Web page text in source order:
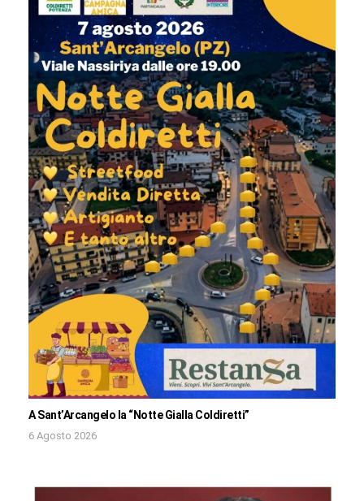
A Sant’Arcangelo la “Notte Gialla Coldiretti”
6 Agosto 2026